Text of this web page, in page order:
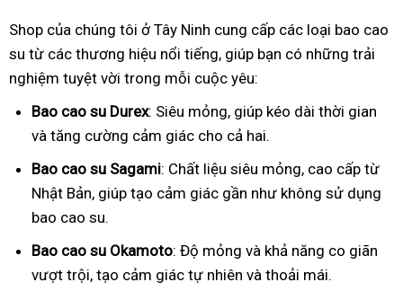
Shop của chúng tôi ở Tây Ninh cung cấp các loại bao cao
su từ các thương hiệu nổi tiếng, giúp bạn có những trải
nghiệm tuyệt vời trong mỗi cuộc yêu:
Bao cao su Durex: Siêu mỏng, giúp kéo dài thời gian
và tăng cường cảm giác cho cả hai.
Bao cao su Sagami: Chất liệu siêu mỏng, cao cấp từ
Nhật Bản, giúp tạo cảm giác gần như không sử dụng
bao cao su.
Bao cao su Okamoto: Độ mỏng và khả năng co giãn
vượt trội, tạo cảm giác tự nhiên và thoải mái.